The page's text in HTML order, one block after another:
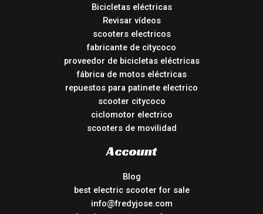
Bicicletas eléctricas
Revisar vídeos
scooters electricos
fabricante de citycoco
proveedor de bicicletas eléctricas
fábrica de motos eléctricas
repuestos para patinete electrico
scooter citycoco
ciclomotor electrico
scooters de movilidad
Account
Blog
best electric scooter for sale
info@fredyjose.com